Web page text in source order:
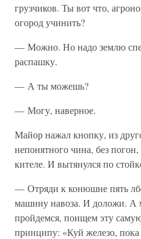
грузчиков. Ты вот что,
огород учинить?
— Можно. Но надо землю
распашку.
— А ты можешь?
— Могу, наверное.
Майор нажал кнопку, из
непонятного чина, без
кителе. И вытянулся по
— Отряди к конюшне пять
машину навоза. И доложи. А
пройдемся, поищем эту
принципу: «Куй железо,